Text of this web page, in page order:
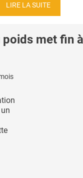
LIRE LA SUITE
poids met fin